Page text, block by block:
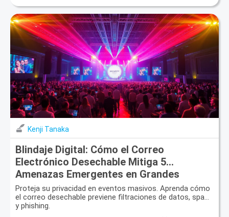
Kenji Tanaka
Blindaje Digital: Cómo el Correo
Electrónico Desechable Mitiga 5
Amenazas Emergentes en Grandes
Eventos
Proteja su privacidad en eventos masivos. Aprenda cómo
el correo desechable previene filtraciones de datos, spam
y phishing.